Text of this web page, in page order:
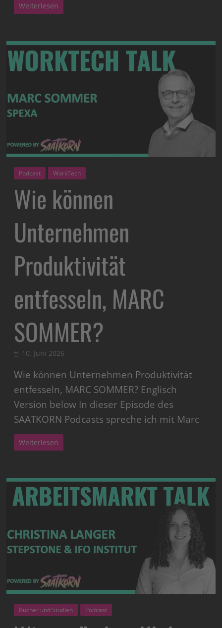
Weiterlesen
Podcast WorkTech
Wie können
Unternehmen
Produktivität
entfesseln, MARC
SOMMER?
10. Juni 2026
Wie können Unternehmen Produktivität
entfesseln, MARC SOMMER? Englisch
Version below In dieser Episode des
SAATKORN Podcasts spreche ich mit Marc
Weiterlesen
Bücher und Studien Podcast